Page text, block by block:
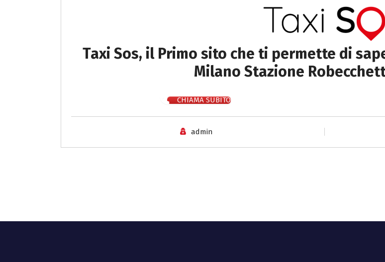
Taxi Sos, il Primo sito che ti permette di
Milano Stazione
CHIAMA SUBITO
admin